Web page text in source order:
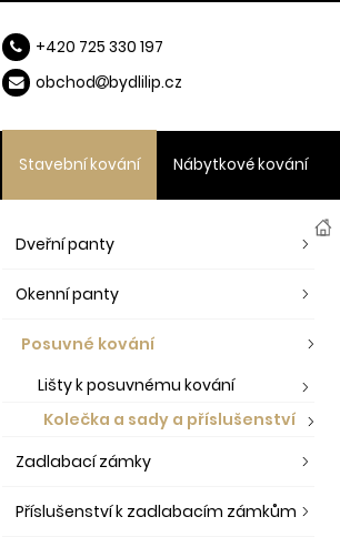
Dveřní panty
Okenní panty
Posuvné kování
Lišty k posuvnému kování
Kolečka a sady a příslušenství
Zadlabací zámky
Příslušenství k zadlabacím zámkům
Stavební kování Nábytkové kování
+420 725 330 197
obchod
bydlilip.cz